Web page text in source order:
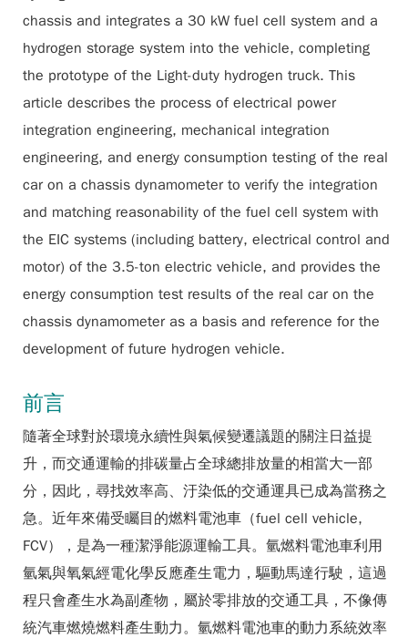
chassis and integrates a 30 kW fuel cell system and a
hydrogen storage system into the vehicle, completing
the prototype of the Light-duty hydrogen truck. This
article describes the process of electrical power
integration engineering, mechanical integration
engineering, and energy consumption testing of the real
car on a chassis dynamometer to verify the integration
and matching reasonability of the fuel cell system with
the EIC systems (including battery, electrical control and
motor) of the 3.5-ton electric vehicle, and provides the
energy consumption test results of the real car on the
chassis dynamometer as a basis and reference for the
development of future hydrogen vehicle.
前言
隨著全球對於環境永續性與氣候變遷議題的關注日益提
升，而交通運輸的排碳量占全球總排放量的相當大一部
分，因此，尋找效率高、汙染低的交通運具已成為當務之
急。近年來備受矚目的燃料電池車（fuel cell vehicle,
FCV），是為一種潔淨能源運輸工具。氫燃料電池車利用
氫氣與氧氣經電化學反應產生電力，驅動馬達行駛，這過
程只會產生水為副產物，屬於零排放的交通工具，不像傳
統汽車燃燒燃料產生動力。氫燃料電池車的動力系統效率